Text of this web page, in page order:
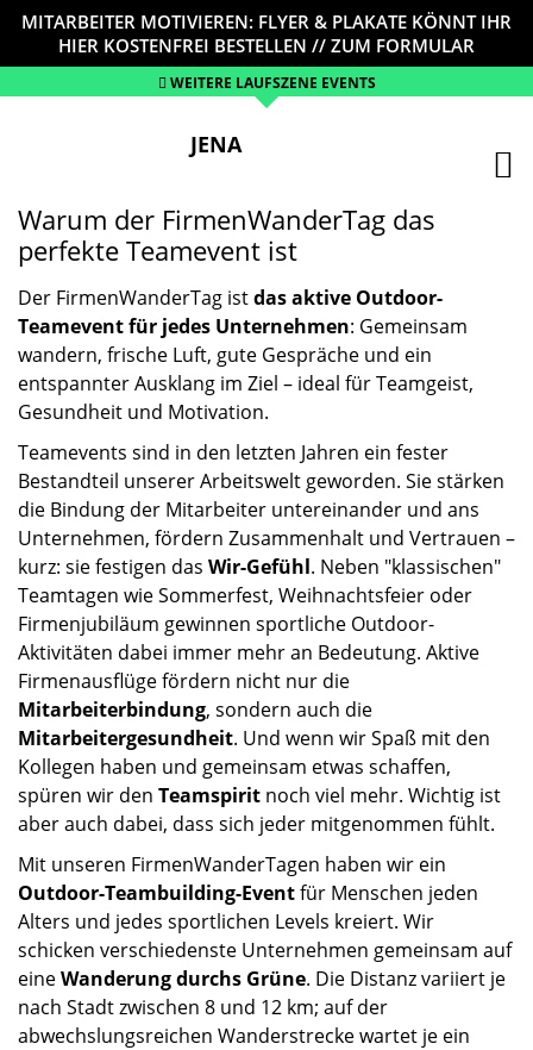
MITARBEITER MOTIVIEREN: FLYER & PLAKATE KÖNNT IHR
HIER KOSTENFREI BESTELLEN // ZUM FORMULAR
WEITERE LAUFSZENE EVENTS
JENA
Warum der FirmenWanderTag das
perfekte Teamevent ist
Der FirmenWanderTag istdas aktive Outdoor-
Teamevent für jedes Unternehmen: Gemeinsam
wandern, frische Luft, gute Gespräche und ein
entspannter Ausklang im Ziel – ideal für Teamgeist,
Gesundheit und Motivation.
Teamevents sind in den letzten Jahren ein fester
Bestandteil unserer Arbeitswelt geworden. Sie stärken
die Bindung der Mitarbeiter untereinander und ans
Unternehmen, fördern Zusammenhalt und Vertrauen –
kurz: sie festigen das Wir-Gefühl. Neben "klassischen"
Teamtagen wie Sommerfest, Weihnachtsfeier oder
Firmenjubiläum gewinnen sportliche Outdoor-
Aktivitäten dabei immer mehr an Bedeutung. Aktive
Firmenausflüge fördern nicht nur die
Mitarbeiterbindung, sondern auch die
Mitarbeitergesundheit. Und wenn wir Spaß mit den
Kollegen haben und gemeinsam etwas schaffen,
spüren wir den Teamspirit noch viel mehr. Wichtig ist
aber auch dabei, dass sich jeder mitgenommen fühlt.
Mit unseren FirmenWanderTagen haben wir ein
Outdoor-Teambuilding-Eventfür Menschen jeden
Alters und jedes sportlichen Levels kreiert. Wir
schicken verschiedenste Unternehmen gemeinsam auf
eineWanderung durchs Grüne. Die Distanz variiert je
nach Stadt zwischen 8 und 12 km; auf der
abwechslungsreichen Wanderstrecke wartet je ein